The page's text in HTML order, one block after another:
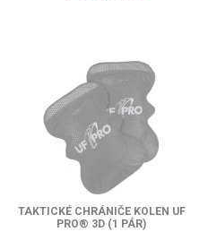
TAKTICKÉ CHRÁNIČE KOLEN UF
PRO® 3D (1 PÁR)